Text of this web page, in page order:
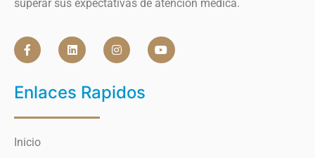
superar sus expectativas de atención médica.
Enlaces Rapidos
Inicio